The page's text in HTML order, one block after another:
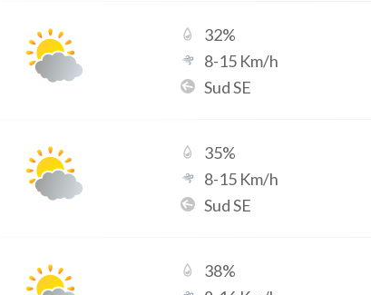
32%
8-15 Km/h
Sud SE
35%
8-15 Km/h
Sud SE
38%